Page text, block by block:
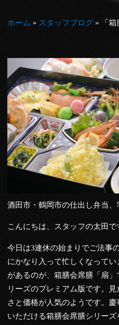
ホーム » スタッフブログ » 「
酒田市・鶴岡市の仕出し弁当
こんにちは、スタッフの太田で
今日は3連休の始まりでご法事
にかなり入って忙しくなって
があるのが、箱膳会席膳「扇
リーズのプレミアム版です。
さと価格が人気のようです。
いただける箱膳会席膳シリー